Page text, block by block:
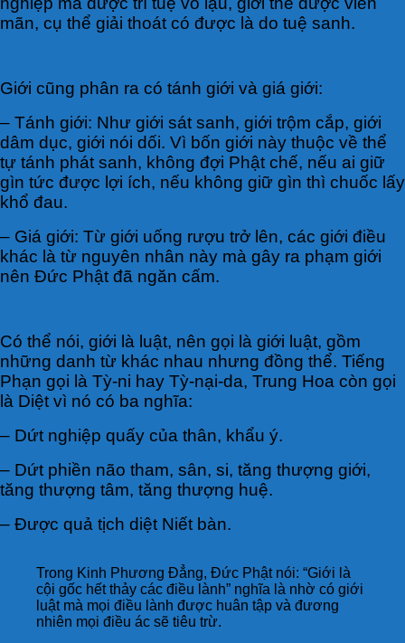
mãn, cụ thể giải thoát có được là do tuệ sanh.
Giới cũng phân ra có tánh giới và giá giới:
– Tánh giới: Như giới sát sanh, giới trộm cắp, giới
dâm dục, giới nói dối. Vì bốn giới này thuộc về thể
tự tánh phát sanh, không đợi Phật chế, nếu ai giữ
gìn tức được lợi ích, nếu không giữ gìn thì chuốc lấy
khổ đau.
– Giá giới: Từ giới uống rượu trở lên, các giới điều
khác là từ nguyên nhân này mà gây ra phạm giới
nên Đức Phật đã ngăn cấm.
Có thể nói, giới là luật, nên gọi là giới luật, gồm
những danh từ khác nhau nhưng đồng thể. Tiếng
Phạn gọi là Tỳ-ni hay Tỳ-nại-da, Trung Hoa còn gọi
là Diệt vì nó có ba nghĩa:
– Dứt nghiệp quấy của thân, khẩu ý.
– Dứt phiền não tham, sân, si, tăng thượng giới,
tăng thượng tâm, tăng thượng huệ.
– Được quả tịch diệt Niết bàn.
Trong Kinh Phương Đẳng, Đức Phật nói: “Giới là
cội gốc hết thảy các điều lành” nghĩa là nhờ có giới
luật mà mọi điều lành được huân tập và đương
nhiên mọi điều ác sẽ tiêu trừ.